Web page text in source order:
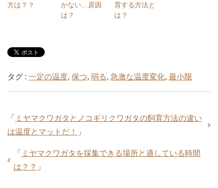
方は？？
かない…原因
は？
育する方法と
は？
タグ : 一定の温度, 保つ, 弱る, 急激な温度変化, 最小限
「 ミヤマクワガタとノコギリクワガタの飼育方法の違い
は温度とマットだ！
」
「 ミヤマクワガタを採集できる場所と適している時間
は？？ 」